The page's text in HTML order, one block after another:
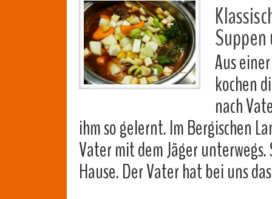
Aus
kochen
nach
ihm so gelernt. Im Bergischen
Vater mit dem Jäger
Hause. Der Vater hat bei uns